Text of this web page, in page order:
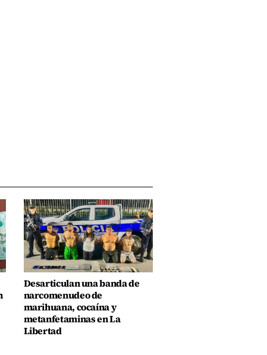
Desarticulan una banda de
narcomenudeo de
marihuana, cocaína y
metanfetaminas en La
Libertad